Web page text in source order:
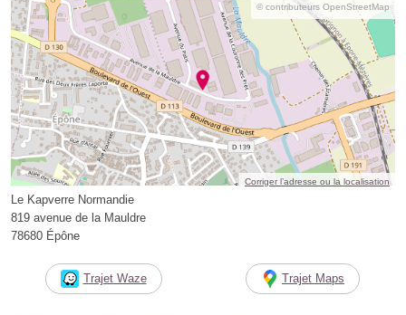
© contributeurs OpenStreetMap
Corriger l’adresse ou la localisation
Le Kapverre Normandie
819 avenue de la Mauldre
78680 Épône
Trajet Waze Trajet Maps